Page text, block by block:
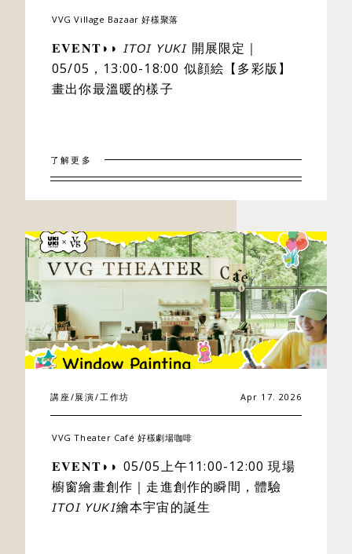
VVG Village Bazaar 好樣聚落
𝐄𝐕𝐄𝐍𝐓◗◗ 𝘐𝘛𝘖𝘐 𝘠𝘜𝘒𝘐 開展限定｜
05/05，13:00-18:00 似顔絵【多彩版】
畫出你最溫暖的樣子
了解更多
講座/展演/工作坊 Apr 17. 2026
VVG Theater Café 好樣劇場咖啡
𝐄𝐕𝐄𝐍𝐓◗◗ 05/05上午11:00-12:00 現場
櫥窗繪畫創作｜走進創作的瞬間，體驗
𝘐𝘛𝘖𝘐 𝘠𝘜𝘒𝘐繪本宇宙的誕生